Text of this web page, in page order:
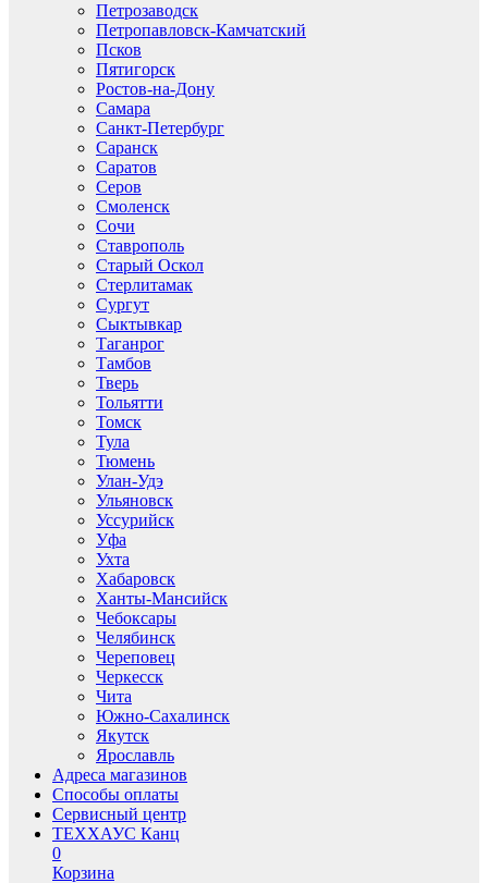
Петрозаводск
Петропавловск-Камчатский
Псков
Пятигорск
Ростов-на-Дону
Самара
Санкт-Петербург
Саранск
Саратов
Серов
Смоленск
Сочи
Ставрополь
Старый Оскол
Стерлитамак
Сургут
Сыктывкар
Таганрог
Тамбов
Тверь
Тольятти
Томск
Тула
Тюмень
Улан-Удэ
Ульяновск
Уссурийск
Уфа
Ухта
Хабаровск
Ханты-Мансийск
Чебоксары
Челябинск
Череповец
Черкесск
Чита
Южно-Сахалинск
Якутск
Ярославль
Адреса магазинов
Способы оплаты
Сервисный центр
ТЕХХАУС Канц
0
Корзина